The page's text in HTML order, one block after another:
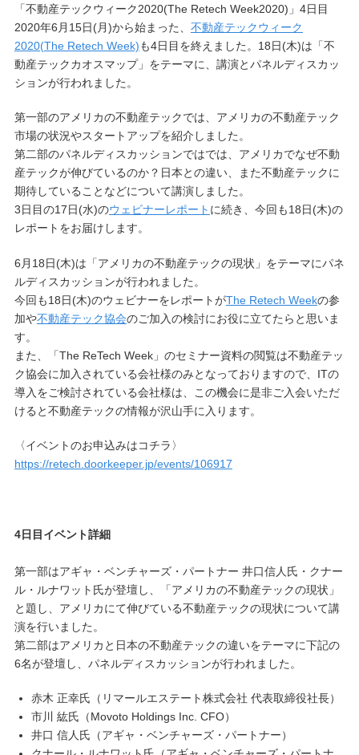
「不動産テックウィーク2020(The Retech Week2020)」4日目
2020年6月15日(月)から始まった、 不動産テックウィーク
2020(The Retech Week)も4日目を終えました。18日(木)は「不
動産テックカオスマップ」をテーマに、講演とパネルディスカッ
ションが行われました。
第一部のアメリカの不動産テックでは、アメリカの不動産テック
市場の状況やスタートアップを紹介しました。
第二部のパネルディスカッションではでは、アメリカでなぜ不動
産テックが伸びているのか？日本との違い、また不動産テックに
期待していることなどについて講演しました。
3日目の17日(水)のウェビナーレポート に続き、今回も18日(木)の
レポートをお届けします。
6月18日(木)は「アメリカの不動産テックの現状」をテーマにパネ
ルディスカッションが行われました。
今回も18日(木)のウェビナーをレポートがThe Retech Weekの参
加や不動産テック協会のご加入の検討にお役に立てたらと思いま
す。
また、「The ReTech Week」のセミナー資料の閲覧は不動産テッ
ク協会に加入されている会社様のみとなっておりますので、ITの
導入をご検討されている会社様は、この機会に是非ご入会いただ
けると不動産テックの情報が沢山手に入ります。
〈イベントのお申込みはコチラ〉
https://retech.doorkeeper.jp/events/106917
4日目イベント詳細
第一部はアギャ・ベンチャーズ・パートナー 井口信人氏・クナー
ル・ルナワット氏が登壇し、「アメリカの不動産テックの現状」
と題し、アメリカにて伸びている不動産テックの現状について講
演を行いました。
第二部はアメリカと日本の不動産テックの違いをテーマに下記の
6名が登壇し、パネルディスカッションが行われました。
赤木 正幸氏（リマールエステート株式会社 代表取締役社長）
市川 紘氏（Movoto Holdings Inc. CFO）
井口 信人氏（アギャ・ベンチャーズ・パートナー）